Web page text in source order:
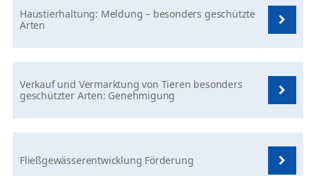
Haustierhaltung: Meldung – besonders geschützte
Arten
Verkauf und Vermarktung von Tieren besonders
geschützter Arten: Genehmigung
Fließgewässerentwicklung Förderung